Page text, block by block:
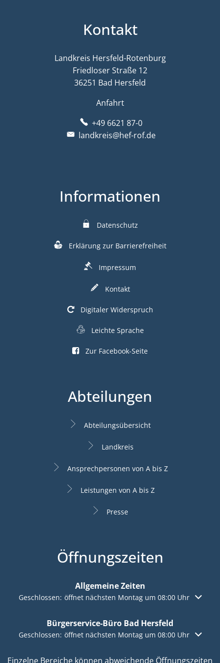
Kontakt
Landkreis Hersfeld-Rotenburg
Friedloser Straße 12
36251 Bad Hersfeld
Anfahrt
+49 6621 87-0
landkreis@hef-rof.de
Informationen
Datenschutz
Erklärung zur Barrierefreiheit
Impressum
Kontakt
Digitaler Widerspruch
Leichte Sprache
Zur Facebook-Seite
Abteilungen
Abteilungsübersicht
Landkreis
Ansprechpersonen von A bis Z
Leistungen von A bis Z
Presse
Öffnungszeiten
Allgemeine Zeiten
Klicken, um weitere Öffnungs- oder Schließzeiten
Geschlossen: öffnet nächsten Montag um 08:00 Uhr
Bürgerservice-Büro Bad Hersfeld
Klicken, um weitere Öffnungs- oder Schließzeiten
Geschlossen: öffnet nächsten Montag um 08:00 Uhr
Einzelne Bereiche können abweichende Öffnungszeiten